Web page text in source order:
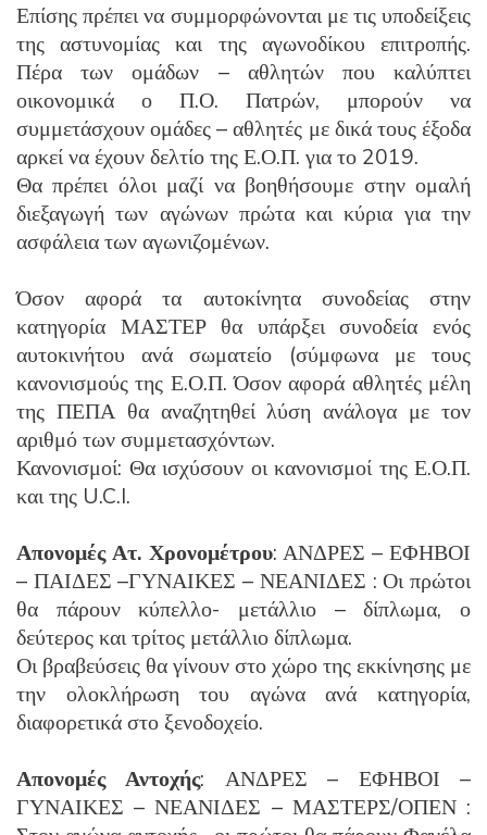
Επίσης πρέπει να συμμορφώνονται με τις υποδείξεις
της αστυνομίας και της αγωνοδίκου επιτροπής.
Πέρα των ομάδων – αθλητών που καλύπτει
οικονομικά ο Π.Ο. Πατρών, μπορούν να
συμμετάσχουν ομάδες – αθλητές με δικά τους έξοδα
αρκεί να έχουν δελτίο της Ε.Ο.Π. για το 2019.
Θα πρέπει όλοι μαζί να βοηθήσουμε στην ομαλή
διεξαγωγή των αγώνων πρώτα και κύρια για την
ασφάλεια των αγωνιζομένων.
Όσον αφορά τα αυτοκίνητα συνοδείας στην
κατηγορία ΜΑΣΤΕΡ θα υπάρξει συνοδεία ενός
αυτοκινήτου ανά σωματείο (σύμφωνα με τους
κανονισμούς της Ε.Ο.Π. Όσον αφορά αθλητές μέλη
της ΠΕΠΑ θα αναζητηθεί λύση ανάλογα με τον
αριθμό των συμμετασχόντων.
Κανονισμοί: Θα ισχύσουν οι κανονισμοί της Ε.Ο.Π.
και της U.C.I.
Απονομές Ατ. Χρονομέτρου: ΑΝΔΡΕΣ – ΕΦΗΒΟΙ
– ΠΑΙΔΕΣ –ΓΥΝΑΙΚΕΣ – ΝΕΑΝΙΔΕΣ : Οι πρώτοι
θα πάρουν κύπελλο- μετάλλιο – δίπλωμα, ο
δεύτερος και τρίτος μετάλλιο δίπλωμα.
Οι βραβεύσεις θα γίνουν στο χώρο της εκκίνησης με
την ολοκλήρωση του αγώνα ανά κατηγορία,
διαφορετικά στο ξενοδοχείο.
Απονομές Αντοχής: ΑΝΔΡΕΣ – ΕΦΗΒΟΙ –
ΓΥΝΑΙΚΕΣ – ΝΕΑΝΙΔΕΣ – ΜΑΣΤΕΡΣ/ΟΠΕΝ :